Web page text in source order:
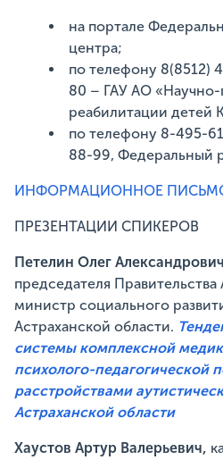
на портале
центра;
по телефону 8(8512)
80 – ГАУ АО «Научно-
реабилитации детей
по телефону 8-495-
88-99, Федеральный
ИНФОРМАЦИОННОЕ
ПРЕЗЕНТАЦИИ СПИКЕРОВ
Петелин Олег
председателя
министр социального
Астраханской области.
системы комплексной
психолого-педагогической
расстройствами
Астраханской области
Хаустов Артур Валерьевич,